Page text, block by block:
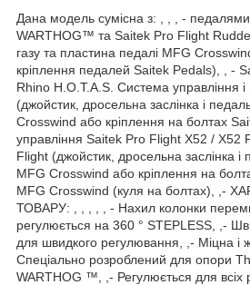
Дана модель сумісна з: , , , -
WARTHOG™ та Saitek Pro Flight
газу та пластина педалі MFG
кріплення педалей Saitek Pedals), , -
Rhino H.O.T.A.S. Система управління
(джойстик, дросельна заслінка і
Crosswind або кріплення на болтах
управління Saitek Pro Flight X52 / X52
Flight (джойстик, дросельна заслінка і
MFG Crosswind або кріплення на
MFG Crosswind (куля на болтах), ,-
ТОВАРУ: , , , , , - Нахил колонки
регулюється на 360 ° STEPLESS, ,-
для швидкого регулювання, ,- Міцна і
Спеціально розроблений для опори
WARTHOG ™, ,- Регулюється для всіх